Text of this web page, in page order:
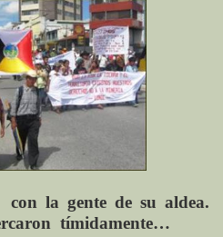
con la gente de su aldea.
tímidamente…